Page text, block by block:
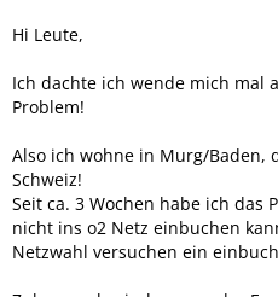
Hi Leute,
Ich dachte ich wende mich mal
Problem!
Also ich wohne in Murg/Baden,
Schweiz!
Seit ca. 3 Wochen habe ich das
nicht ins o2 Netz einbuchen
Netzwahl versuchen ein